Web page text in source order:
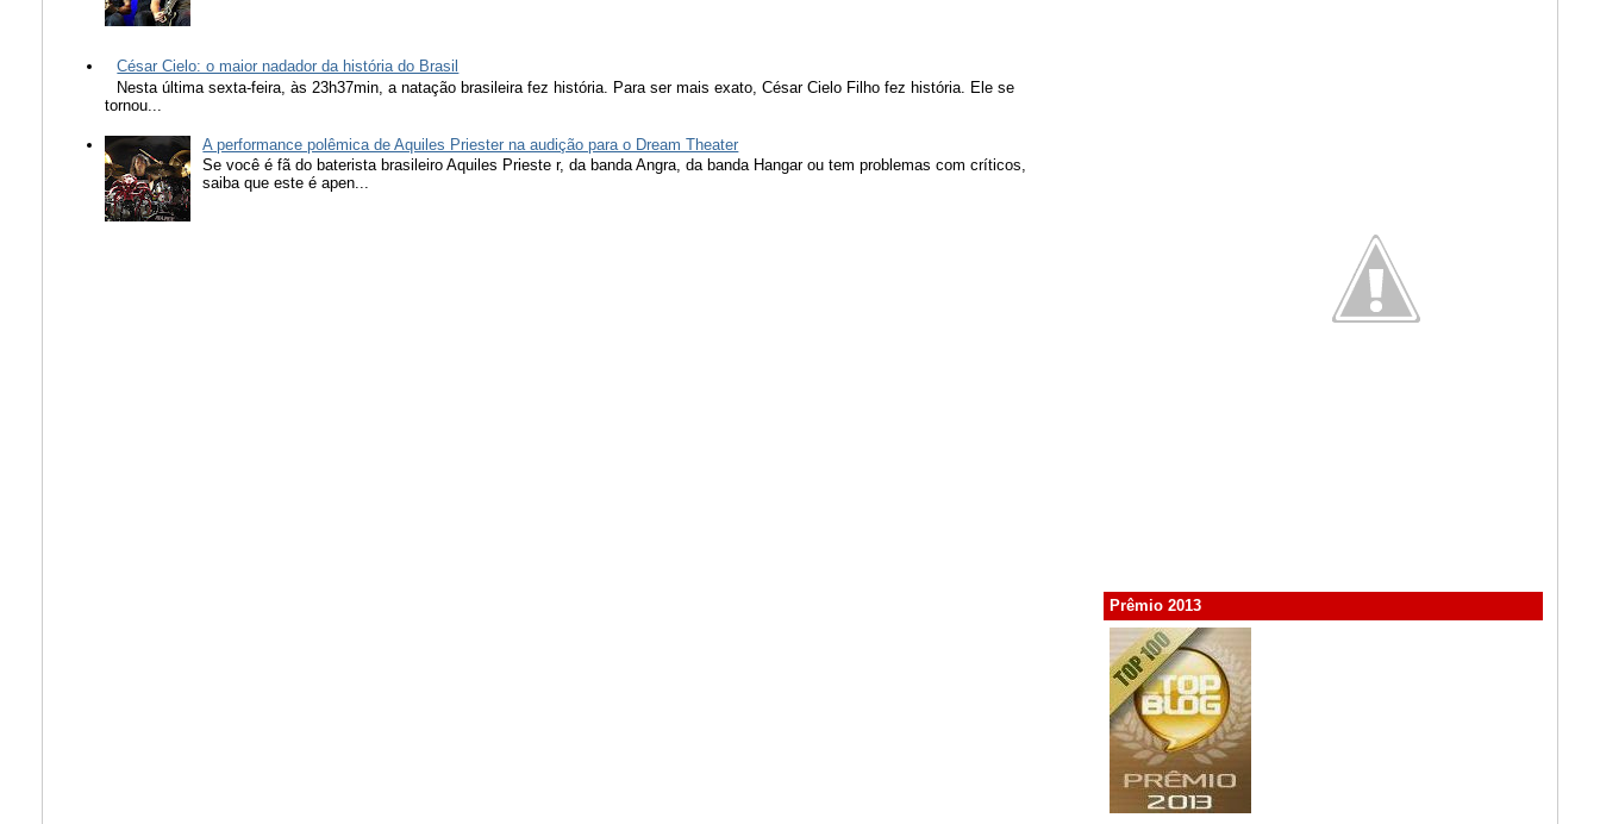
César Cielo: o maior nadador da história do Brasil
Nesta última sexta-feira, às 23h37min, a natação brasileira fez história. Para ser mais exato, César Cielo Filho fez história. Ele se
tornou...
A performance polêmica de Aquiles Priester na audição para o Dream Theater
Se você é fã do baterista brasileiro Aquiles Prieste r, da banda Angra, da banda Hangar ou tem problemas com críticos,
saiba que este é apen...
Prêmio 2013